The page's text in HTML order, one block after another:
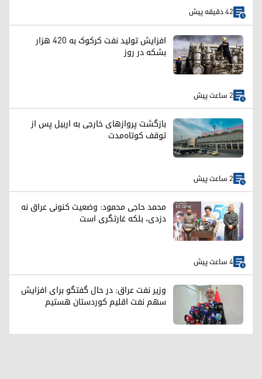
42 دقیقه پیش
افزایش تولید نفت کرکوک به ۴۲۰ هزار
بشکه در روز
2 ساعت پیش
بازگشت پروازهای خارجی به اربیل پس از
توقف کوتاه‌مدت
2 ساعت پیش
محمد حاجی محمود: وضعیت کنونی عراق نه
دزدی، بلکه غارتگری است
4 ساعت پیش
وزیر نفت عراق: در حال گفتگو برای افزایش
سهم نفت اقلیم کوردستان هستیم